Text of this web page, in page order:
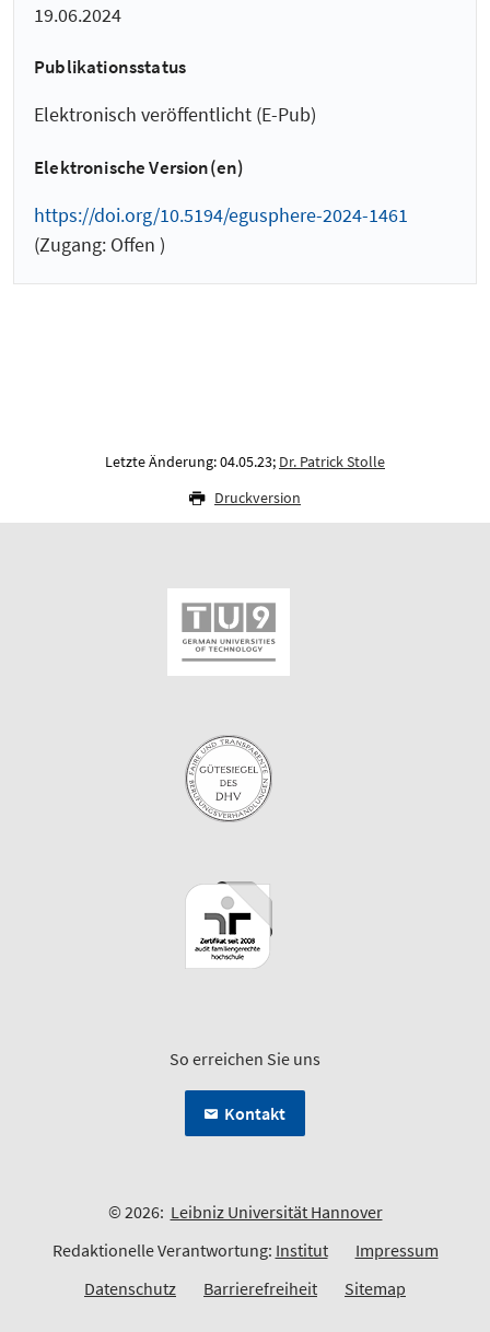
19.06.2024
Publikationsstatus
Elektronisch veröffentlicht (E-Pub)
Elektronische Version(en)
https://doi.org/10.5194/egusphere-2024-1461
(Zugang: Offen )
Letzte Änderung: 04.05.23; Dr. Patrick Stolle
Druckversion
So erreichen Sie uns
Kontakt
© 2026: Leibniz Universität Hannover
Redaktionelle Verantwortung: Institut
Impressum
Datenschutz
Barrierefreiheit Sitemap